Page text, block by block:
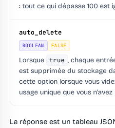
: tout ce qui dépasse 100 est
auto_delete
BOOLEAN FALSE
Lorsque true , chaque
est supprimée du stockage
cette option lorsque vous
usage unique que vous
La réponse est un tableau